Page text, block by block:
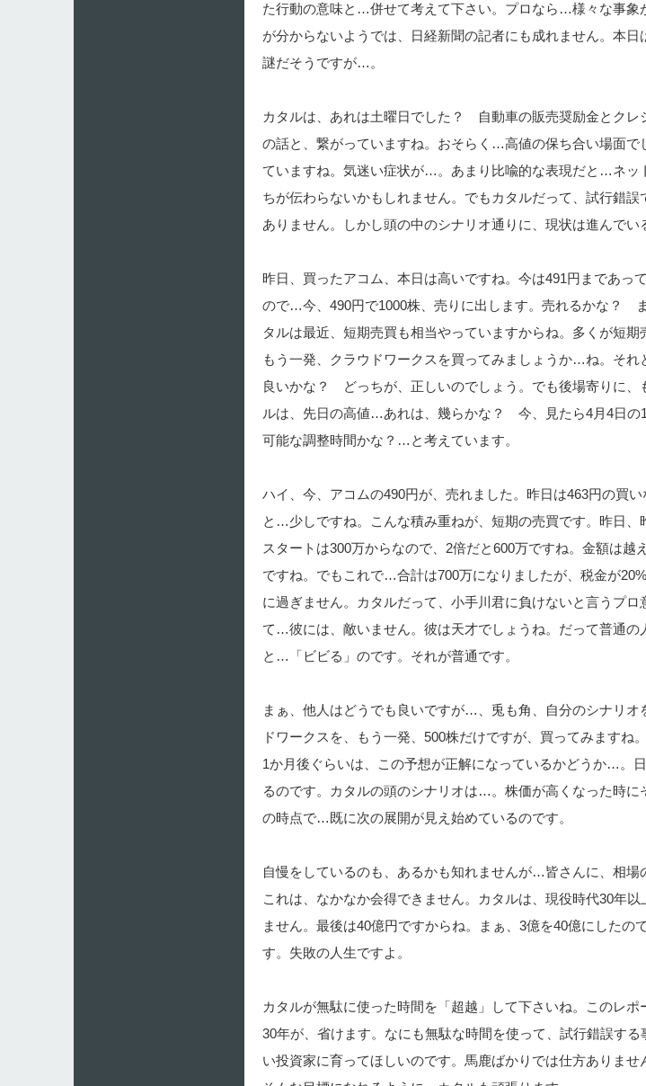
た行動の意味と…併せて考えて下さい。プロなら…様々な事象
が分からないようでは、日経新聞の記者にも成れません。本
謎だそうですが…。
カタルは、あれは土曜日でした？ 自動車の販売奨励金とクレ
の話と、繋がっていますね。おそらく…高値の保ち合い場面で
ていますね。気迷い症状が…。あまり比喩的な表現だと…ネッ
ちが伝わらないかもしれません。でもカタルだって、試行錯
ありません。しかし頭の中のシナリオ通りに、現状は進んでい
昨日、買ったアコム、本日は高いですね。今は491円まであっ
ので…今、490円で1000株、売りに出します。売れるかな？
タルは最近、短期売買も相当やっていますからね。多くが短
もう一発、クラウドワークスを買ってみましょうか…ね。そ
良いかな？ どっちが、正しいのでしょう。でも後場寄りに、
ルは、先日の高値…あれは、幾らかな？ 今、見たら4月4日の
可能な調整時間かな？…と考えています。
ハイ、今、アコムの490円が、売れました。昨日は463円の買
と…少しですね。こんな積み重ねが、短期の売買です。昨日、
スタートは300万からなので、2倍だと600万ですね。金額は
ですね。でもこれで…合計は700万になりましたが、税金が
に過ぎません。カタルだって、小手川君に負けないと言うプ
て…彼には、敵いません。彼は天才でしょうね。だって普通の
と…「ビビる」のです。それが普通です。
まぁ、他人はどうでも良いですが…、兎も角、自分のシナリオ
ドワークスを、もう一発、500株だけですが、買ってみますね
1か月後ぐらいは、この予想が正解になっているかどうか…。
るのです。カタルの頭のシナリオは…。株価が高くなった時に
の時点で…既に次の展開が見え始めているのです。
自慢をしているのも、あるかも知れませんが…皆さんに、相場
これは、なかなか会得できません。カタルは、現役時代30年
ません。最後は40億円ですからね。まぁ、3億を40億にした
す。失敗の人生ですよ。
カタルが無駄に使った時間を「超越」して下さいね。このレ
30年が、省けます。なにも無駄な時間を使って、試行錯誤す
い投資家に育ってほしいのです。馬鹿ばかりでは仕方ありま